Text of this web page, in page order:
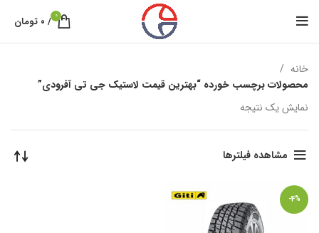
0
/ ۰ تومان
خانه
محصولات برچسب خورده “بهترین قیمت لاستیک جی تی آفرودی”
نمایش یک نتیجه
مشاهده فیلترها
-4%